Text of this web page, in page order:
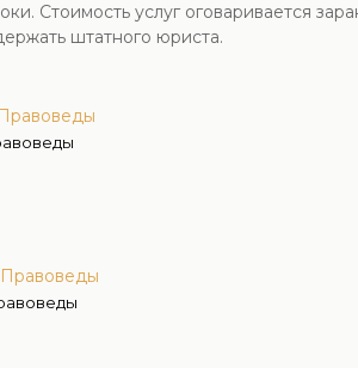
Стоимость услуг оговаривается
штатного юриста.